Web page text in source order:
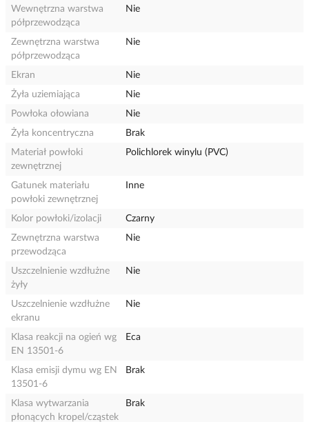
Wewnętrzna warstwa
półprzewodząca
Nie
Zewnętrzna warstwa
półprzewodząca
Nie
Ekran
Nie
Żyła uziemiająca
Nie
Powłoka ołowiana
Nie
Żyła koncentryczna
Brak
Materiał powłoki
zewnętrznej
Polichlorek winylu (PVC)
Gatunek materiału
powłoki zewnętrznej
Inne
Kolor powłoki/izolacji
Czarny
Zewnętrzna warstwa
przewodząca
Nie
Uszczelnienie wzdłużne
żyły
Nie
Uszczelnienie wzdłużne
ekranu
Nie
Klasa reakcji na ogień wg
EN 13501-6
Eca
Klasa emisji dymu wg EN
13501-6
Brak
Klasa wytwarzania
płonących kropel/cząstek
Brak